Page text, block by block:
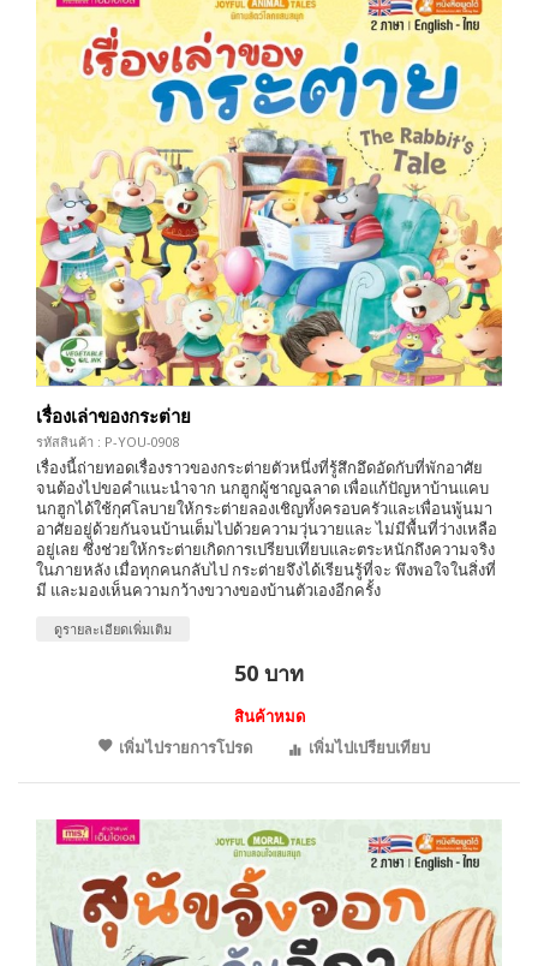
เรื่องเล่าของกระต่าย
รหัสสินค้า : P-YOU-0908
เรื่องนี้ถ่ายทอดเรื่องราวของกระต่ายตัวหนึ่งที่รู้สึกอึดอัดกับที่พักอาศัย
จนต้องไปขอคำแนะนำจาก นกฮูกผู้ชาญฉลาด เพื่อแก้ปัญหาบ้านแคบ
นกฮูกได้ใช้กุศโลบายให้กระต่ายลองเชิญทั้งครอบครัวและเพื่อนพู้นมา
อาศัยอยู่ด้วยกันจนบ้านเต็มไปด้วยความวุ่นวายและ ไม่มีพื้นที่ว่างเหลือ
อยู่เลย ซึ่งช่วยให้กระต่ายเกิดการเปรียบเทียบและตระหนักถึงความจริง
ในภายหลัง เมื่อทุกคนกลับไป กระต่ายจึงได้เรียนรู้ที่จะ พึงพอใจในสิ่งที่
มี และมองเห็นความกว้างขวางของบ้านตัวเองอีกครั้ง
ดูรายละเอียดเพิ่มเติม
50 บาท
สินค้าหมด
เพิ่มไปรายการโปรด
เพิ่มไปเปรียบเทียบ